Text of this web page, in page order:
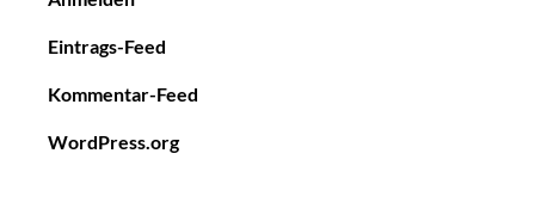
Eintrags-Feed
Kommentar-Feed
WordPress.org